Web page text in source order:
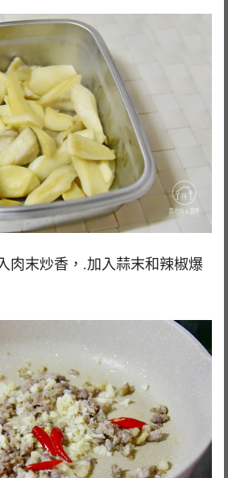
肉末炒香，.加入蒜末和辣椒爆